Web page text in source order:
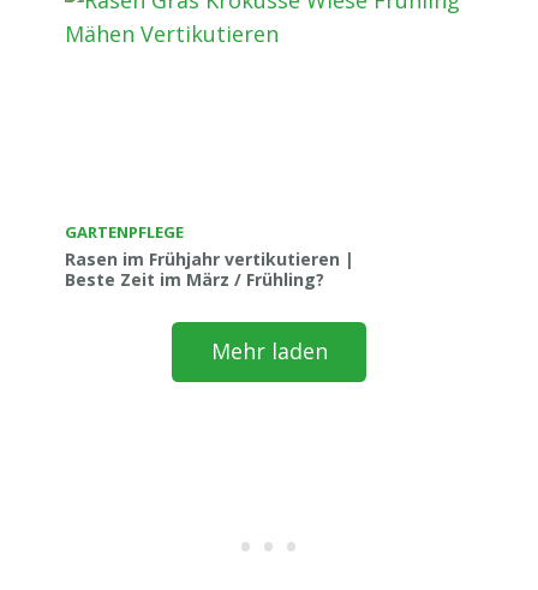
GARTENPFLEGE
Rasen im Frühjahr vertikutieren |
Beste Zeit im März / Frühling?
Mehr laden